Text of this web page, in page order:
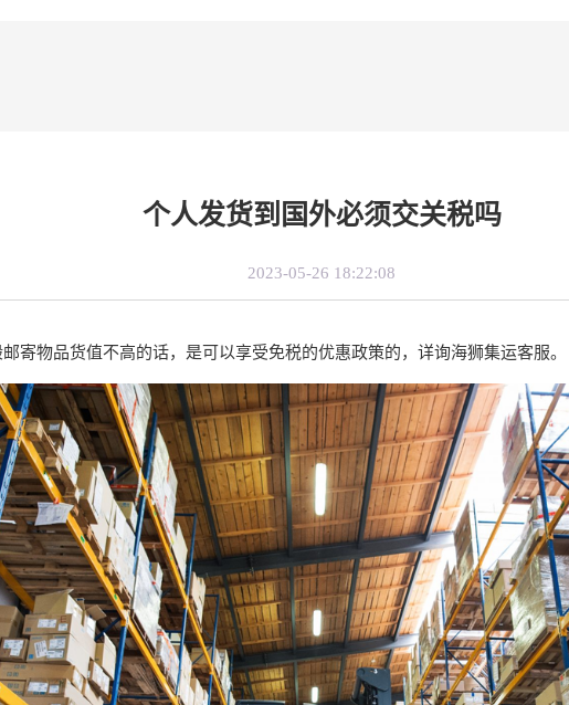
个人发货到国外必须交关税吗
2023-05-26 18:22:08
寄物品货值不高的话，是可以享受免税的优惠政策的，详询海狮集运客服。